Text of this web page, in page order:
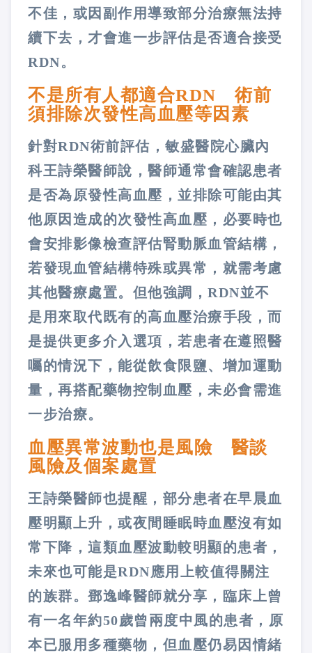
不佳，或因副作用導致部分治療無法持
續下去，才會進一步評估是否適合接受
RDN。
不是所有人都適合RDN 術前
須排除次發性高血壓等因素
針對RDN術前評估，敏盛醫院心臟內
科王詩榮醫師說，醫師通常會確認患者
是否為原發性高血壓，並排除可能由其
他原因造成的次發性高血壓，必要時也
會安排影像檢查評估腎動脈血管結構，
若發現血管結構特殊或異常，就需考慮
其他醫療處置。但他強調，RDN並不
是用來取代既有的高血壓治療手段，而
是提供更多介入選項，若患者在遵照醫
囑的情況下，能從飲食限鹽、增加運動
量，再搭配藥物控制血壓，未必會需進
一步治療。
血壓異常波動也是風險 醫談
風險及個案處置
王詩榮醫師也提醒，部分患者在早晨血
壓明顯上升，或夜間睡眠時血壓沒有如
常下降，這類血壓波動較明顯的患者，
未來也可能是RDN應用上較值得關注
的族群。鄧逸峰醫師就分享，臨床上曾
有一名年約50歲曾兩度中風的患者，原
本已服用多種藥物，但血壓仍易因情緒